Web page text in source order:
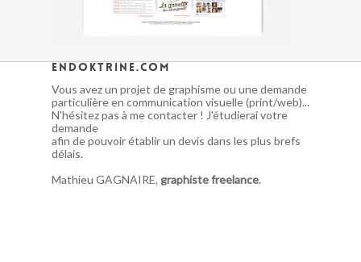
endoktrine.com
Vous avez un projet de graphisme ou une demande
particulière en communication visuelle (print/web)...
N'hésitez pas à me contacter ! J'étudierai votre
demande
afin de pouvoir établir un devis dans les plus brefs
délais.
Mathieu GAGNAIRE, graphiste freelance.